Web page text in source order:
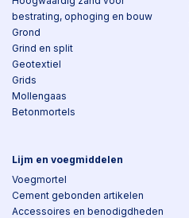
bestrating, ophoging en bouw
Grond
Grind en split
Geotextiel
Grids
Mollengaas
Betonmortels
Lijm en voegmiddelen
Voegmortel
Cement gebonden artikelen
Accessoires en benodigdheden